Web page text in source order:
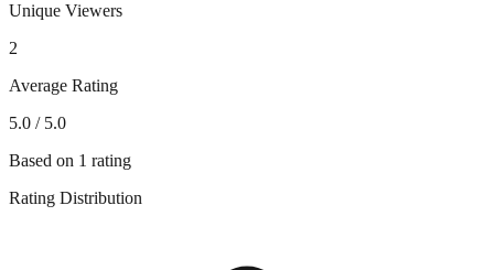
Unique Viewers
2
Average Rating
5.0 / 5.0
Based on 1 rating
Rating Distribution